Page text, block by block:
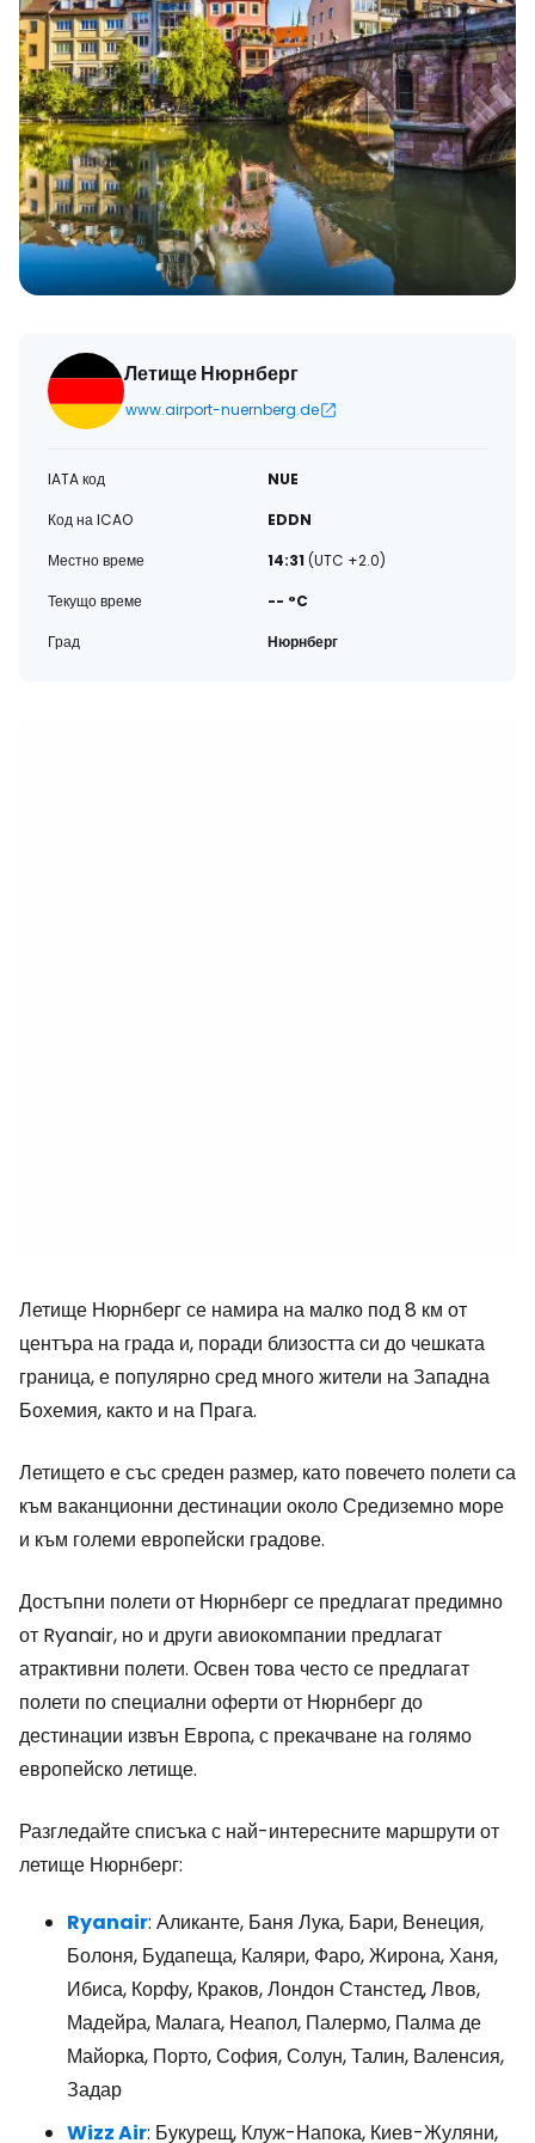
Летище Нюрнберг
www.airport-nuernberg.de
IATA код
NUE
Код на ICAO
EDDN
Местно време
14:31 (UTC +2.0)
Текущо време
-- °C
Град
Нюрнберг
Летище Нюрнберг се намира на малко под 8 км от
центъра на града и, поради близостта си до чешката
граница, е популярно сред много жители на Западна
Бохемия, както и на Прага.
Летището е със среден размер, като повечето полети са
към ваканционни дестинации около Средиземно море
и към големи европейски градове.
Достъпни полети от Нюрнберг се предлагат предимно
от Ryanair, но и други авиокомпании предлагат
атрактивни полети. Освен това често се предлагат
полети по специални оферти от Нюрнберг до
дестинации извън Европа, с прекачване на голямо
европейско летище.
Разгледайте списъка с най-интересните маршрути от
летище Нюрнберг:
Ryanair: Аликанте, Баня Лука, Бари, Венеция,
Болоня, Будапеща, Каляри, Фаро, Жирона, Ханя,
Ибиса, Корфу, Краков, Лондон Станстед, Лвов,
Мадейра, Малага, Неапол, Палермо, Палма де
Майорка, Порто, София, Солун, Талин, Валенсия,
Задар
Wizz Air: Букурещ, Клуж-Напока, Киев-Жуляни,